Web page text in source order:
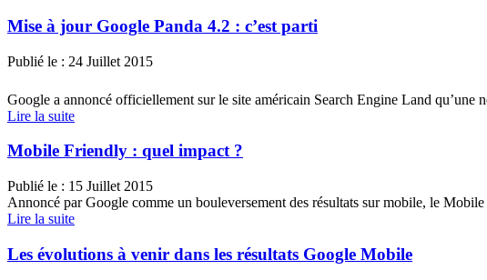
Mise à jour Google Panda 4.2 : c’est parti
Publié le : 24 Juillet 2015
Google a annoncé officiellement sur le site américain Search Engine Land
Lire la suite
Mobile Friendly : quel impact ?
Publié le : 15 Juillet 2015
Annoncé par Google comme un bouleversement des résultats sur mobile, le
Lire la suite
Les évolutions à venir dans les résultats Google Mobile